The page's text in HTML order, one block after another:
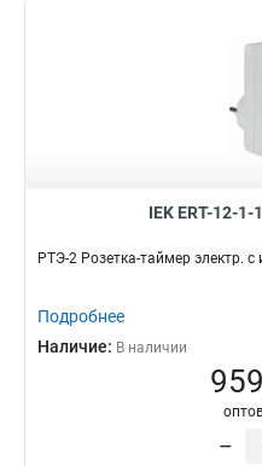
IEK ERT-12-
РТЭ-2 Розетка-таймер электр.
Подробнее
Наличие: В наличии
–